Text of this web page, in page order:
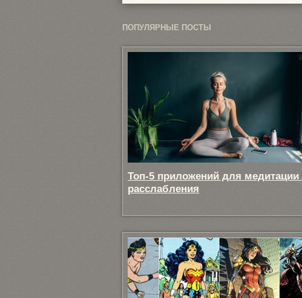
ПОПУЛЯРНЫЕ ПОСТЫ
Топ-5 приложений для медитации
расслабления